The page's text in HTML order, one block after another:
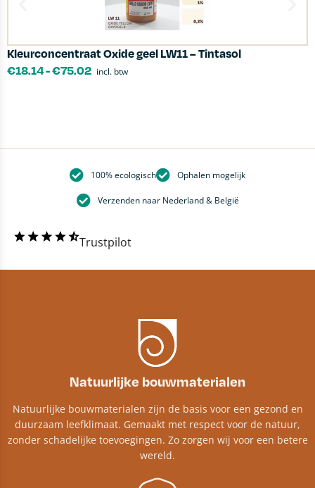
Kleurconcentraat Oxide geel LW11 – Tintasol
€18.14-€75.02 incl. btw
100% ecologisch Ophalen mogelijk
Verzenden naar Nederland & België
Trustpilot
Natuurlijke bouwmaterialen
Natuurlijke bouwmaterialen zijn de basis voor een gezond en
duurzaam leefklimaat. Gemaakt met respect voor de natuur,
zonder schadelijke toevoegingen. Zo zorgen wij voor een betere
wereld.